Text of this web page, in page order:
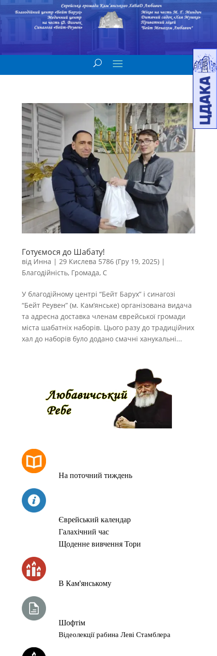
Готуємося до Шабату!
від Инна | 29 Кислева 5786 (Гру 19, 2025)|
Благодійність, Громада, С
У благодійному центрі “Бейт Барух” і синагозі
“Бейт Реувен” (м. Кам’янське) організована видача
та адресна доставка членам єврейської громади
міста шабатніх наборів. Цього разу до традиційних
хал до наборів було додано смачні ханукальні...
На поточний тиждень
Єврейський календар
Галахічний час
Щоденне вивчення Тори
В Кам'янському
Шофтім
Відеолекції рабина Леві Стамблера